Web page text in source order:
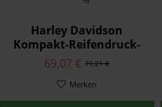
Harley Davidson
Kompakt-Reifendruck-
und Profiltiefenmesser
75137-98B
71,21 €
69,07 €
Merken